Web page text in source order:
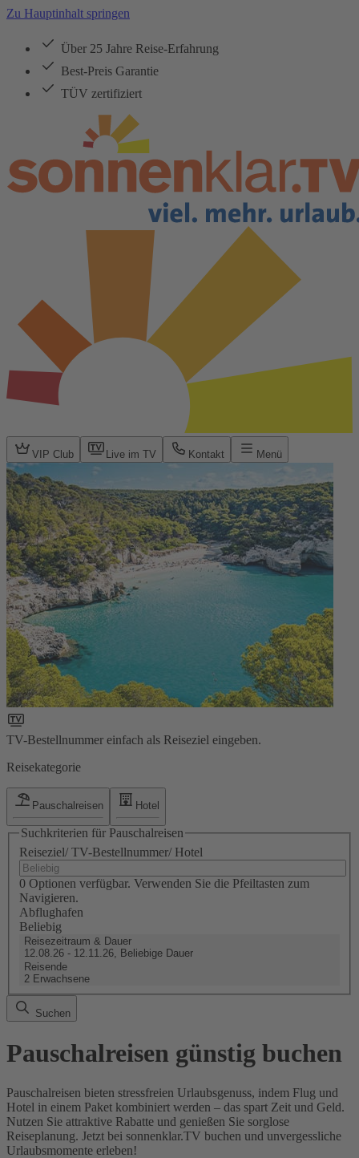
Zu Hauptinhalt springen
Über 25 Jahre Reise-Erfahrung
Best-Preis Garantie
TÜV zertifiziert
VIP Club Live im TV Kontakt Menü
TV-Bestellnummer einfach als Reiseziel eingeben.
Reisekategorie
Pauschalreisen Hotel
Suchkriterien für Pauschalreisen
Reiseziel/ TV-Bestellnummer/ Hotel
0 Optionen verfügbar. Verwenden Sie die Pfeiltasten zum
Navigieren.
Abflughafen
Beliebig
Reisezeitraum & Dauer
12.08.26 - 12.11.26, Beliebige Dauer
Reisende
2 Erwachsene
Suchen
Pauschalreisen günstig buchen
Pauschalreisen bieten stressfreien Urlaubsgenuss, indem Flug und
Hotel in einem Paket kombiniert werden – das spart Zeit und Geld.
Nutzen Sie attraktive Rabatte und genießen Sie sorglose
Reiseplanung. Jetzt bei sonnenklar.TV buchen und unvergessliche
Urlaubsmomente erleben!